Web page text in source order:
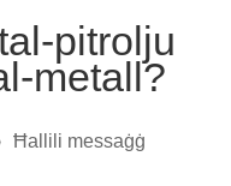
pitrolju
metall?
Ħallili messaġġ